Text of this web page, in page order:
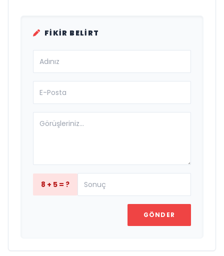
FIKIR BELIRT
8 + 5 = ?
GÖNDER